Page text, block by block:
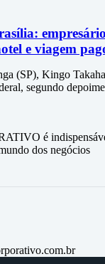
e viagem
(SP), Kingo
segundo
é
dos negócios